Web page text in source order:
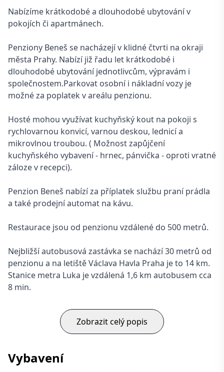
Nabízíme krátkodobé a dlouhodobé ubytování v
pokojích či apartmánech.
Penziony Beneš se nacházejí v klidné čtvrti na okraji
města Prahy. Nabízí již řadu let krátkodobé i
dlouhodobé ubytování jednotlivcům, výpravám i
společnostem.Parkovat osobní i nákladní vozy je
možné za poplatek v areálu penzionu.
Hosté mohou využívat kuchyňský kout na pokoji s
rychlovarnou konvicí, varnou deskou, lednicí a
mikrovlnou troubou. ( Možnost zapůjčení
kuchyňského vybavení - hrnec, pánvička - oproti vratné
záloze v recepci).
Penzion Beneš nabízí za příplatek službu praní prádla
a také prodejní automat na kávu.
Restaurace jsou od penzionu vzdálené do 500 metrů.
Nejbližší autobusová zastávka se nachází 30 metrů od
penzionu a na letiště Václava Havla Praha je to 14 km.
Stanice metra Luka je vzdálená 1,6 km autobusem cca
8 min.
Zobrazit celý popis
Vybavení